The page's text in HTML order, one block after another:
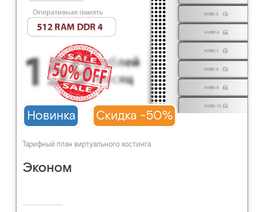
Новинка Скидка -50%
Тарифный план виртуального хостинга
Эконом